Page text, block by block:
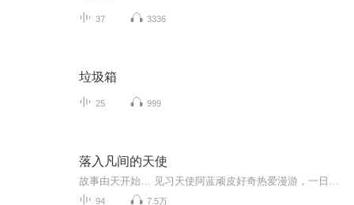
37 3336
垃圾箱
25 999
落入凡间的天使
94 7.5万